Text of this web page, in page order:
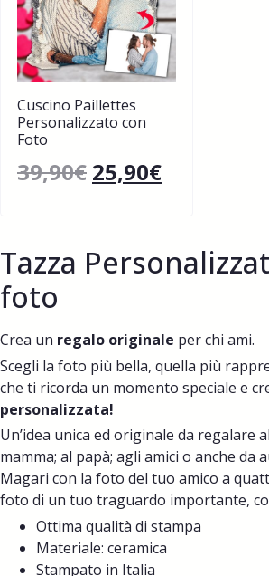
Cuscino Paillettes
Personalizzato con
Foto
39,90€ 25,90€
Tazza
foto
Crea un regalo originale per chi ami.
Scegli la foto più bella, quella più
che ti ricorda un momento speciale e
personalizzata!
Un’idea unica ed originale da regalare
mamma; al papà; agli amici o anche da
Magari con la foto del tuo amico a
foto di un tuo traguardo importante,
Ottima qualità di stampa
Materiale: ceramica
Stampato in Italia